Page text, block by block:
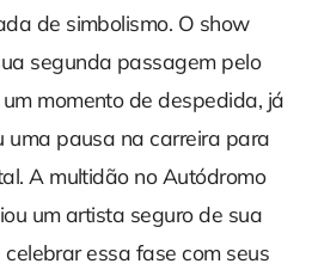
de simbolismo. O show
segunda passagem pelo
momento de despedida, já
uma pausa na carreira para
A multidão no Autódromo
um artista seguro de sua
essa fase com seus